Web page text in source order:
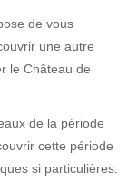
de vous
une autre
le Château de
de la période
cette période
si particulières.